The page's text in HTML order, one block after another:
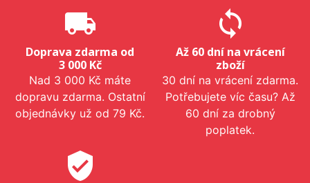
local_shipping
Doprava zdarma od
3 000 Kč
Nad 3 000 Kč máte
dopravu zdarma. Ostatní
objednávky už od 79 Kč.
sync
Až 60 dní na vrácení
zboží
30 dní na vrácení zdarma.
Potřebujete víc času? Až
60 dní za drobný
poplatek.
verified_user